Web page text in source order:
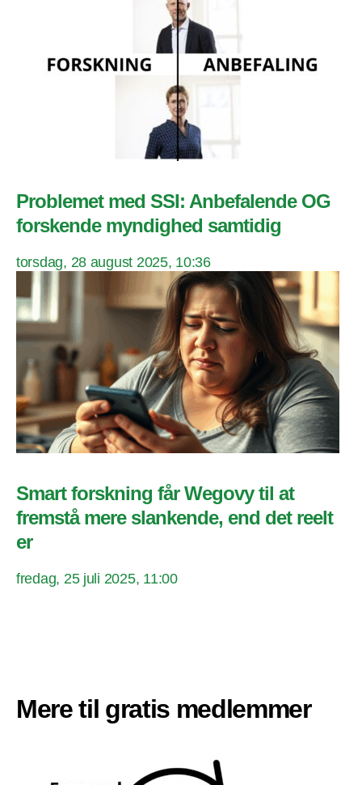
Problemet med SSI: Anbefalende OG
forskende myndighed samtidig
torsdag, 28 august 2025, 10:36
Smart forskning får Wegovy til at
fremstå mere slankende, end det reelt
er
fredag, 25 juli 2025, 11:00
Mere til gratis medlemmer